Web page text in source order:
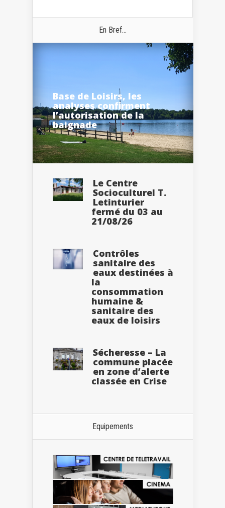
En Bref...
Base de Loisirs, les
analyses confirment
l’autorisation de la
baignade
Le Centre
Socioculturel T.
Letinturier
fermé du 03 au
21/08/26
Contrôles
sanitaire des
eaux destinées à
la
consommation
humaine &
sanitaire des
eaux de loisirs
Sécheresse – La
commune placée
en zone d’alerte
classée en Crise
Equipements